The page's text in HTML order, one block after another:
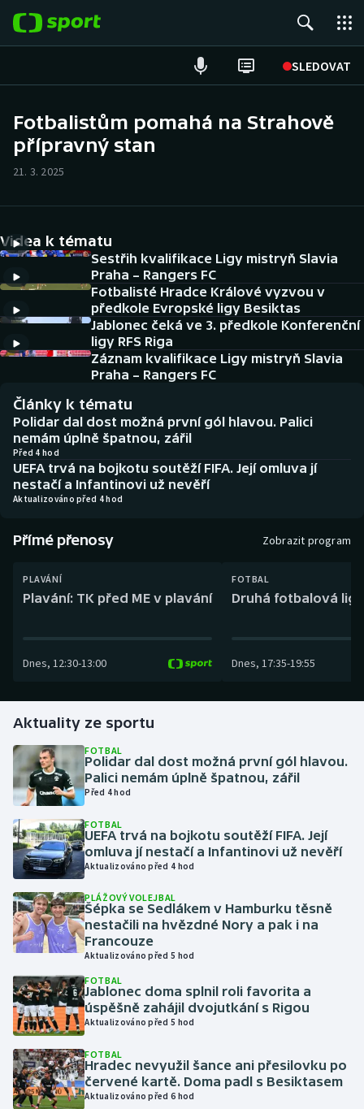
SLEDOVAT
Hokej
Cyklistika
DALŠÍ SPORTY
Americký fotbal
Baseball a softbal
Basketbal
Biatlon
Boby a skeleton
Box
Curling
Golf
Gymnastika
Házená
Jezdectví
Judo
Krasobruslení
Lyže a snowboard
Moderní pětiboj
Motorsport
NEPŘEHLÉDNĚTE
Historické návraty
Aplikace ČT sport
AZ kvíz
Fotbalistům pomahá na Strahově
přípravný stan
21. 3. 2025
Videa k tématu
Sestřih kvalifikace Ligy mistryň Slavia
Praha – Rangers FC
Fotbalisté Hradce Králové vyzvou v
předkole Evropské ligy Besiktas
Jablonec čeká ve 3. předkole Konferenční
ligy RFS Riga
Záznam kvalifikace Ligy mistryň Slavia
Praha – Rangers FC
Články k tématu
Polidar dal dost možná první gól hlavou. Palici
nemám úplně špatnou, zářil
Před 4 hod
UEFA trvá na bojkotu soutěží FIFA. Její omluva jí
nestačí a Infantinovi už nevěří
Aktualizováno před 4 hod
Přímé přenosy Zobrazit program
PLAVÁNÍ
Plavání: TK před ME v plavání
Dnes, 12:30-13:00
FOTBAL
Druhá fotbalová
Dnes, 17:35-19:55
Aktuality ze sportu
FOTBAL
Polidar dal dost možná první gól hlavou.
Palici nemám úplně špatnou, zářil
Před 4 hod
FOTBAL
UEFA trvá na bojkotu soutěží FIFA. Její
omluva jí nestačí a Infantinovi už nevěří
Aktualizováno před 4 hod
PLÁŽOVÝ VOLEJBAL
Šépka se Sedlákem v Hamburku těsně
nestačili na hvězdné Nory a pak i na
Francouze
Aktualizováno před 5 hod
FOTBAL
Jablonec doma splnil roli favorita a
úspěšně zahájil dvojutkání s Rigou
Aktualizováno před 5 hod
FOTBAL
Hradec nevyužil šance ani přesilovku po
červené kartě. Doma padl s Besiktasem
Aktualizováno před 6 hod